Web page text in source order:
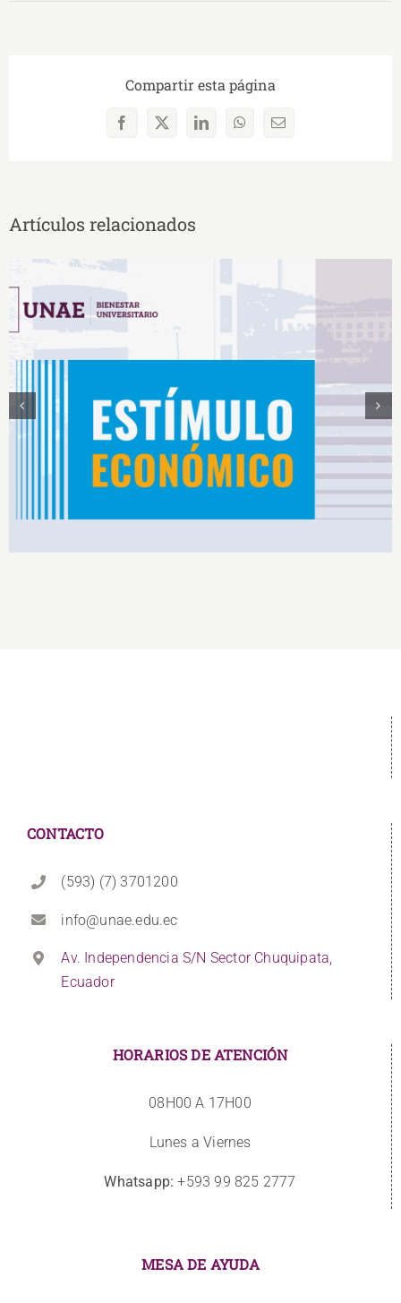
Compartir esta página
Facebook
X LinkedInWhatsAppCorreo
Artículos relacionados
Estímulos Económicos para Deportistas de Alto
Rendimiento IS2026
CONTACTO
(593) (7) 3701200
info@unae.edu.ec
Av. Independencia S/N Sector Chuquipata,
Ecuador
HORARIOS DE ATENCIÓN
08H00 A 17H00
Lunes a Viernes
Whatsapp: +593 99 825 2777
MESA DE AYUDA